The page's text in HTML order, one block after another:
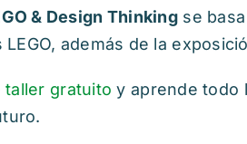
& Design Thinking se
además de la
taller gratuito y aprende todo